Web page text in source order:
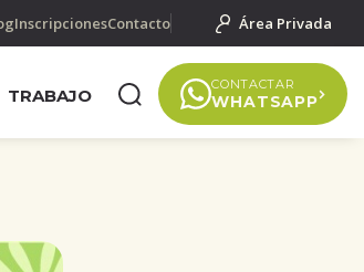
InscripcionesContacto Área Privada
TRABAJO
CONTACTAR
WHATSAPP